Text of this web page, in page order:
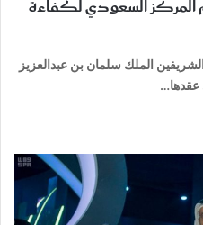
المركز السعودي لكفاءة
الملك سلمان بن عبدالعزيز
عقدها…